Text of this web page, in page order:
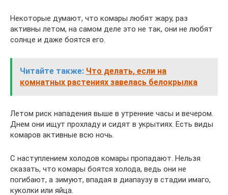
Некоторые думают, что комары любят жару, раз
активны летом, на самом деле это не так, они не любят
солнце и даже боятся его.
Читайте также: Что делать, если на
комнатных растениях завелась белокрылка
Летом риск нападения выше в утренние часы и вечером.
Днем они ищут прохладу и сидят в укрытиях. Есть виды
комаров активные всю ночь.
С наступлением холодов комары пропадают. Нельзя
сказать, что комары боятся холода, ведь они не
погибают, а зимуют, впадая в диапаузу в стадии имаго,
куколки или яйца.